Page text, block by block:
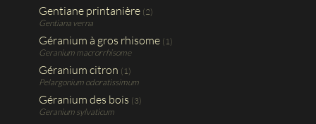
Gentiane printanière (2)
Gentiana verna
Géranium à gros rhisome (1)
Geranium macrorrhisome
Géranium citron (1)
Pelargonium odoratissimum
Géranium des bois (3)
Geranium sylvaticum